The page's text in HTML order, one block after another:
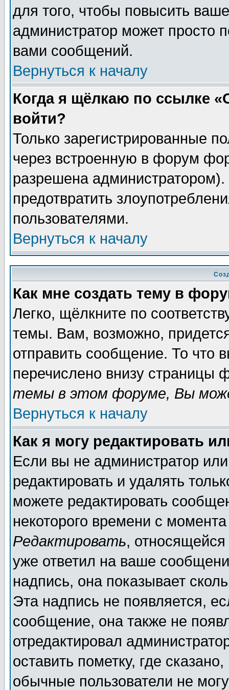
для того, чтобы повысить
администратор может просто
вами сообщений.
Вернуться к началу
Когда я щёлкаю по ссылке
войти?
Только зарегистрированные
через встроенную в форум
разрешена
предотвратить
пользователями.
Вернуться к началу
Как мне создать тему в
Легко, щёлкните по
темы. Вам, возможно,
отправить сообщение. То что
перечислено внизу страницы
темы в этом форуме, Вы
Вернуться к началу
Как я могу редактировать
Если вы не администратор
редактировать и удалять
можете редактировать
некоторого времени с
Редактировать,
уже ответил на ваше
надпись, она показывает
Эта надпись не появляется,
сообщение, она также не
отредактировал
оставить пометку, где
обычные пользователи не